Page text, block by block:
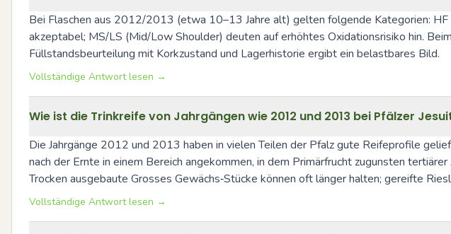
Bei Flaschen aus 2012/2013 (etwa 10–13 Jahre alt) gelten folgende Kategorien:
akzeptabel; MS/LS (Mid/Low Shoulder) deuten auf erhöhtes Oxidationsrisiko hin.
Füllstandsbeurteilung mit Korkzustand und Lagerhistorie ergibt ein belastbares Bild.
Vollständige Antwort lesen →
Wie ist die Trinkreife von Jahrgängen wie 2012 und 2013 bei Pfälzer
Die Jahrgänge 2012 und 2013 haben in vielen Teilen der Pfalz gute Reifeprofile
nach der Ernte in einem Bereich angekommen, in dem Primärfrucht zugunsten
Trocken ausgebaute Grosses Gewächs‑Stücke können oft länger halten; gereifte
Vollständige Antwort lesen →